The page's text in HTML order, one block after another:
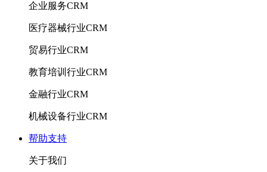
企业服务CRM
医疗器械行业CRM
贸易行业CRM
教育培训行业CRM
金融行业CRM
机械设备行业CRM
帮助支持
关于我们